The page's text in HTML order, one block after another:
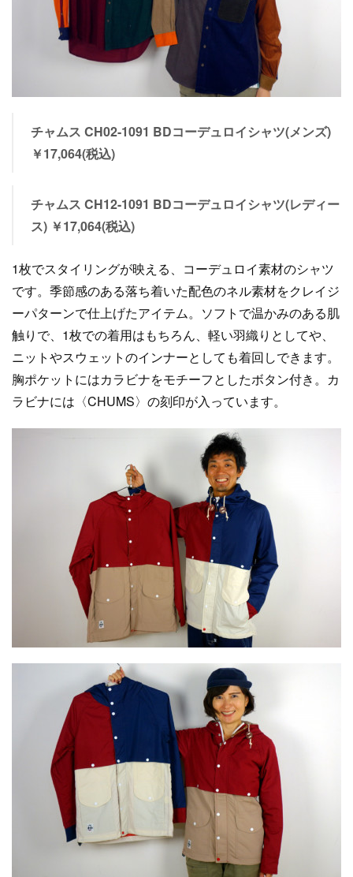
チャムス CH02-1091 BDコーデュロイシャツ(メンズ)
￥17,064(税込)
チャムス CH12-1091 BDコーデュロイシャツ(レディー
ス) ￥17,064(税込)
1枚でスタイリングが映える、コーデュロイ素材のシャツ
です。季節感のある落ち着いた配色のネル素材をクレイジ
ーパターンで仕上げたアイテム。ソフトで温かみのある肌
触りで、1枚での着用はもちろん、軽い羽織りとしてや、
ニットやスウェットのインナーとしても着回しできます。
胸ポケットにはカラビナをモチーフとしたボタン付き。カ
ラビナには〈CHUMS〉の刻印が入っています。